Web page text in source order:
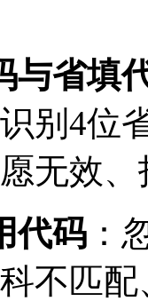
与省填
别4位
无效
代码 ：
不匹